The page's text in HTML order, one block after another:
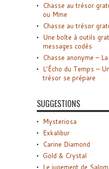
Chasse au trésor
ou Mme
Chasse au trésor
Une boîte à outils
messages codés
Chasse anonyme –
L’Écho du Temps –
trésor se prépare
SUGGESTIONS
Mysteriosa
Exkalibur
Carine Diamond
Gold & Crystal
Le jugement de